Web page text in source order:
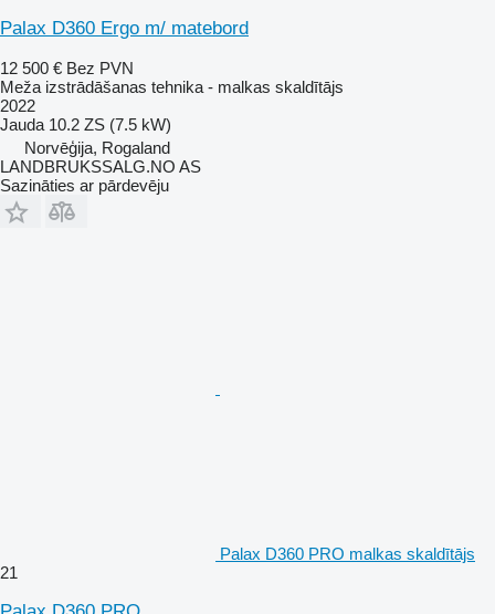
Palax D360 Ergo m/ matebord
12 500 € Bez PVN
Meža izstrādāšanas tehnika - malkas skaldītājs
2022
Jauda 10.2 ZS (7.5 kW)
Norvēģija, Rogaland
LANDBRUKSSALG.NO AS
Sazināties ar pārdevēju
Palax D360 PRO malkas skaldītājs
21